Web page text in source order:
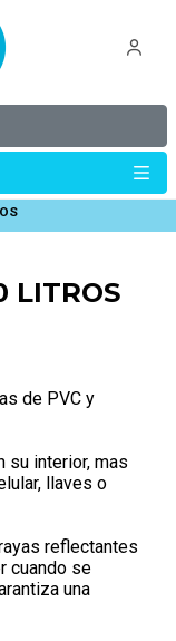
LITROS
de PVC y
su interior, mas
llaves o
reflectantes
cuando se
una